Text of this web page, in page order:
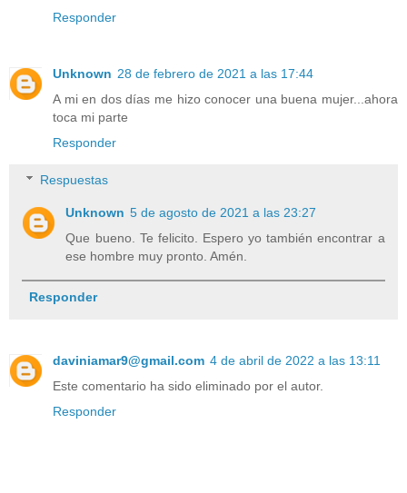
Responder
Unknown 28 de febrero de 2021 a las 17:44
A mi en dos días me hizo conocer una buena mujer...ahora
toca mi parte
Responder
Respuestas
Unknown 5 de agosto de 2021 a las 23:27
Que bueno. Te felicito. Espero yo también encontrar a
ese hombre muy pronto. Amén.
Responder
daviniamar9@gmail.com 4 de abril de 2022 a las 13:11
Este comentario ha sido eliminado por el autor.
Responder